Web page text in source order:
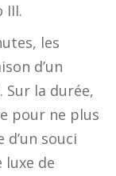
III.
les
d’un
la durée,
pour ne plus
souci
luxe de